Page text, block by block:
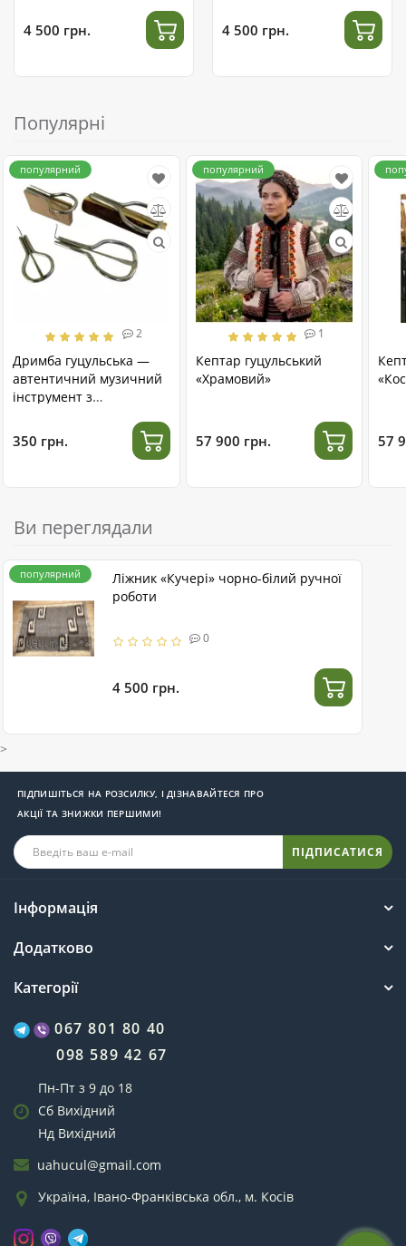
4 500 грн. 4 500 грн.
Популярні
популярний
2
Дримба гуцульська —
автентичний музичний
інструмент з
350 грн.
популярний
1
Кептар гуцульський
«Храмовий»
57 900 грн. 57
Ви переглядали
популярний
Ліжник «Кучері» чорно-білий ручної
роботи
0
4 500 грн.
>
ПІДПИШІТЬСЯ НА РОЗСИЛКУ, І ДІЗНАВАЙТЕСЯ ПРО
АКЦІЇ ТА ЗНИЖКИ ПЕРШИМИ!
ПІДПИСАТИСЯ
Інформація
Додатково
Категорії
067 801 80 40
098 589 42 67
Пн-Пт з 9 до 18
Сб Вихідний
Нд Вихідний
uahucul@gmail.com
Україна, Івано-Франківська обл., м. Косів